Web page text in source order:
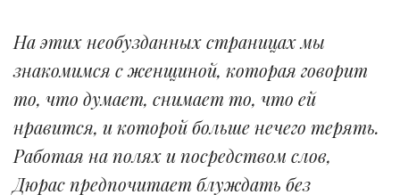
На этих необузданных страницах мы
знакомимся с женщиной, которая говорит
то, что думает, снимает то, что ей
нравится, и которой больше нечего терять.
Работая на полях и посредством слов,
Дюрас предпочитает блуждать без